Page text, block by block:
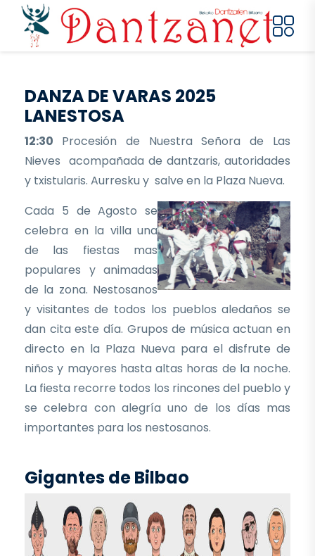
Pasar al contenido principal
DANZA DE VARAS 2025
LANESTOSA
12:30 Procesión de Nuestra Señora de Las
Nieves acompañada de dantzaris, autoridades
y txistularis. Aurresku y salve en la Plaza Nueva.
Cada 5 de Agosto se
celebra en la villa una
de las fiestas mas
populares y animadas
de la zona. Nestosanos
y visitantes de todos los pueblos aledaños se
dan cita este día. Grupos de música actuan en
directo en la Plaza Nueva para el disfrute de
niños y mayores hasta altas horas de la noche.
La fiesta recorre todos los rincones del pueblo y
se celebra con alegría uno de los días mas
importantes para los nestosanos.
Gigantes de Bilbao